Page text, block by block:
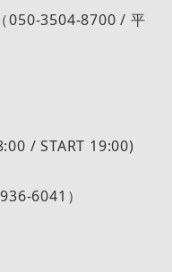
050-3504-8700 / 平
/ START 19:00)
6041）